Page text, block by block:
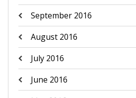
September 2016
August 2016
July 2016
June 2016